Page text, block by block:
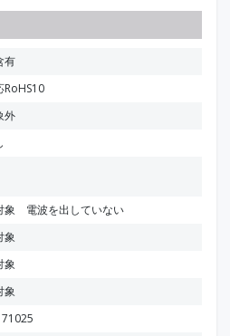
有
RoHS10
外
象 電波を出していない
象
象
象